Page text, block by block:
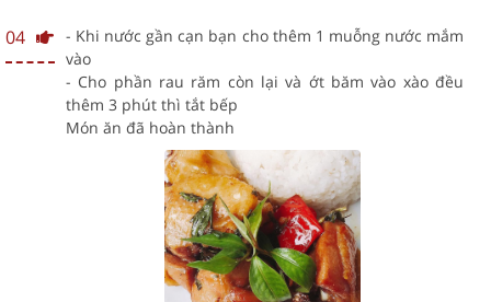
04
- Khi nước gần cạn bạn cho thêm 1 muỗng nước mắm
vào
- Cho phần rau răm còn lại và ớt băm vào xào đều
thêm 3 phút thì tắt bếp
Món ăn đã hoàn thành